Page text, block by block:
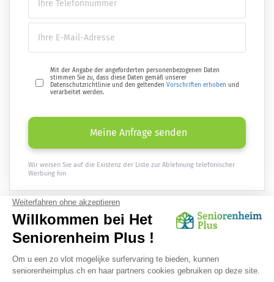
Mit der Angabe der angeforderten personenbezogenen Daten
stimmen Sie zu, dass diese Daten gemäß unserer
Datenschutzrichtlinie und den geltendenVorschriften erhoben und
verarbeitet werden.
Meine Anfrage senden
Wir weisen Sie auf die Existenz der Liste zur Ablehnung telefonischer
Werbung hin
Erhalten
direkt per E-Mail :